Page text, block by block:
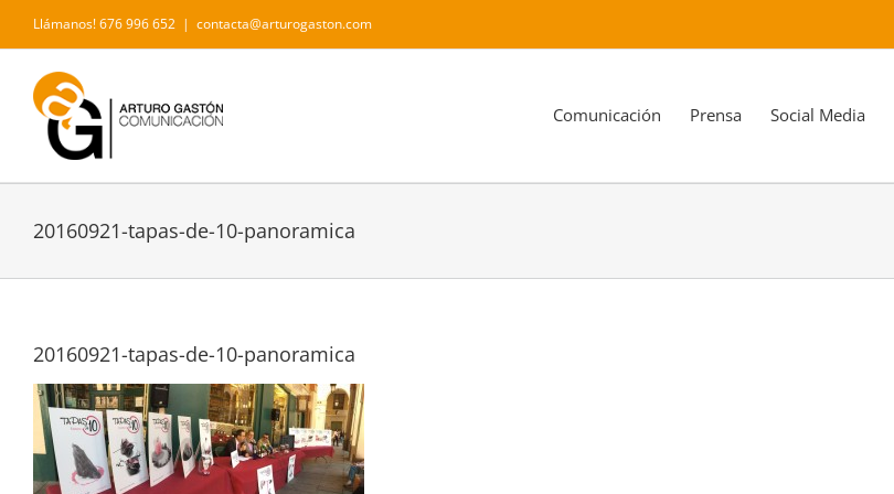
contenido
Llámanos! 676 996 652 | contacta@arturogaston.com
Comunicación Prensa Social Media
20160921-tapas-de-10-panoramica
20160921-tapas-de-10-panoramica